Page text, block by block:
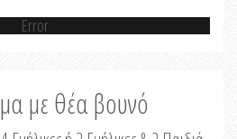
Error
με θέα βουνό